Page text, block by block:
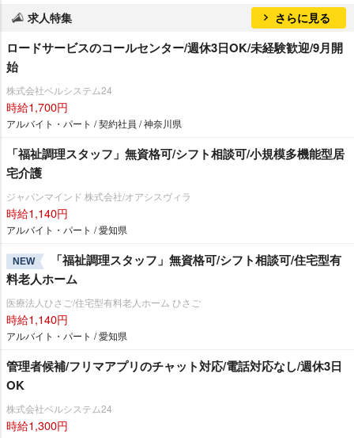
求人特集 さらに見る
ロードサービスのコールセンター/週休3日OK/未経験歓迎/9月開
始
株式会社ベルシステム24
時給1,700円
アルバイト・パート / 契約社員 / 神奈川県
「福祉調理スタッフ」無資格可/シフト相談可/小規模多機能型居
宅介護
ジャパンマインド 株式会社/オアシスヴィラ
時給1,140円
アルバイト・パート / 愛知県
NEW
「福祉調理スタッフ」無資格可/シフト相談可/住宅型有
料老人ホーム
医療法人ひさご/住宅型有料老人ホーム ひさご
時給1,140円
アルバイト・パート / 愛知県
管理者候補/フリマアプリのチャット対応/電話対応なし/週休3日
OK
株式会社ベルシステム24
時給1,300円